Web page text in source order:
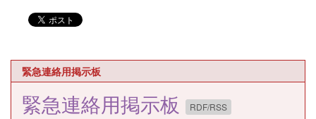
緊急連絡用掲示板
緊急連絡用掲示板 RDF/RSS